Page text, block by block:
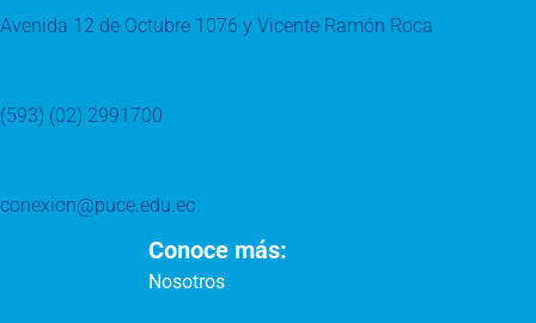
Avenida 12 de Octubre 1076 y Vicente Ramón Roca
(593) (02) 2991700
conexion@puce.edu.ec
Conoce más:
Nosotros